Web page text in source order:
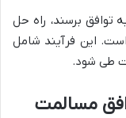
توافق برسند، راه حل
این فرآیند شامل
طی شود.
مسالمت